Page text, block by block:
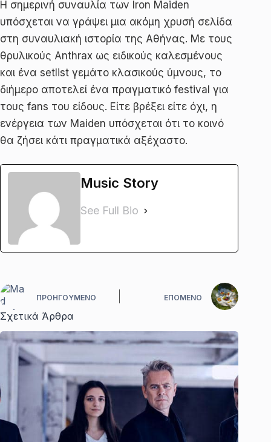
Η σημερινή συναυλία των Iron Maiden
υπόσχεται να γράψει μια ακόμη χρυσή σελίδα
στη συναυλιακή ιστορία της Αθήνας. Με τους
θρυλικούς Anthrax ως ειδικούς καλεσμένους
και ένα setlist γεμάτο κλασικούς ύμνους, το
διήμερο αποτελεί ένα πραγματικό festival για
τους fans του είδους. Είτε βρέξει είτε όχι, η
ενέργεια των Maiden υπόσχεται ότι το κοινό
θα ζήσει κάτι πραγματικά αξέχαστο.
Music Story
See Full Bio
ΠΡΟΗΓΟΎΜΕΝΟ ΕΠΌΜΕΝΟ
Σχετικά Άρθρα